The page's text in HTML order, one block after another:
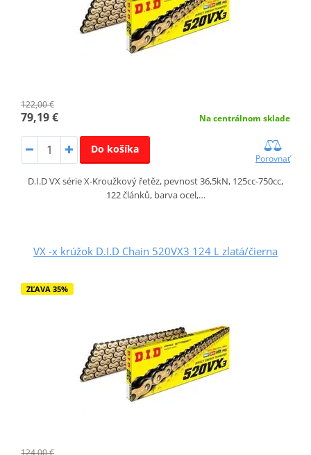
122,00 €
79,19 € Na centrálnom sklade
Do košíka
Porovnať
D.I.D VX série X-Kroužkový řetěz, pevnost 36,5kN, 125cc-750cc,
122 článků, barva ocel,…
VX -x krúžok D.I.D Chain 520VX3 124 L zlatá/čierna
ZĽAVA 35%